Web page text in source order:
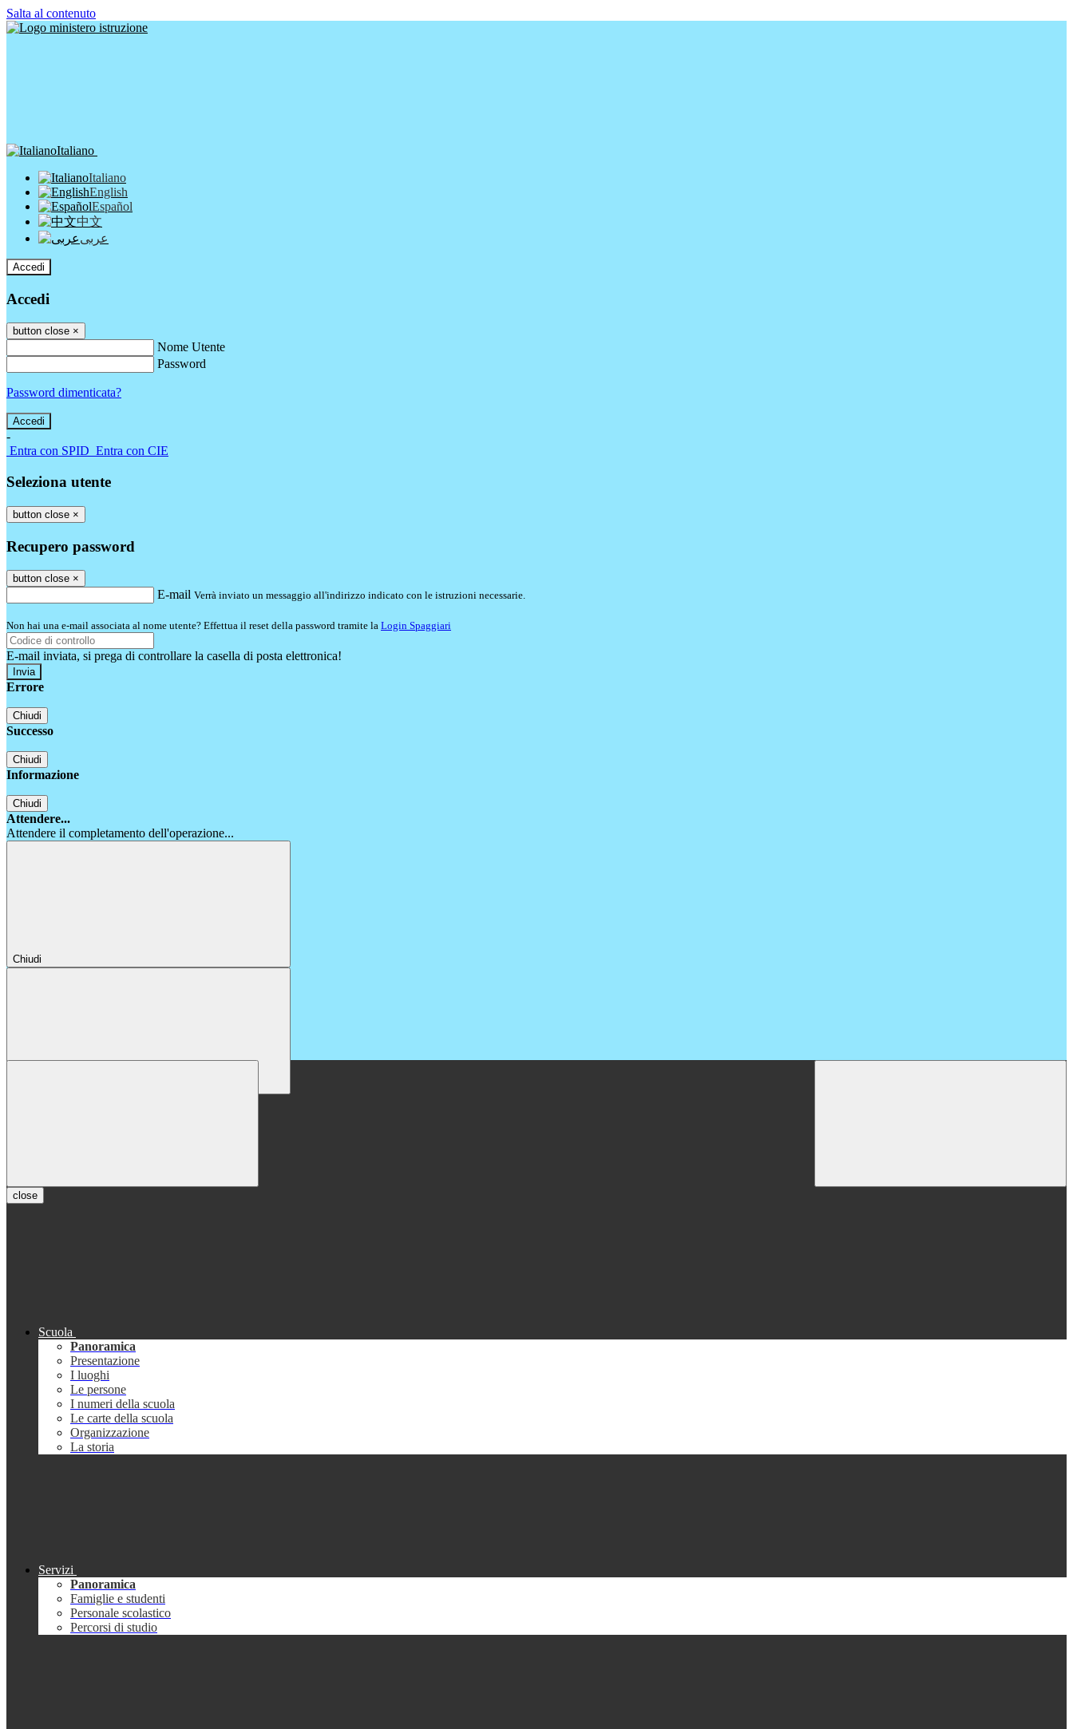
Salta al contenuto
Italiano
Italiano
English
Español
中文
عربى
Accedi
Accedi
button close ×
Nome Utente
Password
Password dimenticata?
-
Entra con SPID Entra con CIE
Seleziona utente
button close ×
Recupero password
button close ×
E-mail Verrà inviato un messaggio all'indirizzo indicato con le istruzioni necessarie.
Non hai una e-mail associata al nome utente? Effettua il reset della password tramite la Login Spaggiari
E-mail inviata, si prega di controllare la casella di posta elettronica!
Errore
Chiudi
Successo
Chiudi
Informazione
Chiudi
Attendere...
Attendere il completamento dell'operazione...
Chiudi
close
Scuola
Panoramica
Presentazione
I luoghi
Le persone
I numeri della scuola
Le carte della scuola
Organizzazione
La storia
Servizi
Panoramica
Famiglie e studenti
Personale scolastico
Percorsi di studio